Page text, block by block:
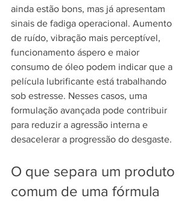
ainda estão bons, mas já apresentam
sinais de fadiga operacional. Aumento
de ruído, vibração mais perceptível,
funcionamento áspero e maior
consumo de óleo podem indicar que a
película lubrificante está trabalhando
sob estresse. Nesses casos, uma
formulação avançada pode contribuir
para reduzir a agressão interna e
desacelerar a progressão do desgaste.
O que separa um produto
comum de uma fórmula